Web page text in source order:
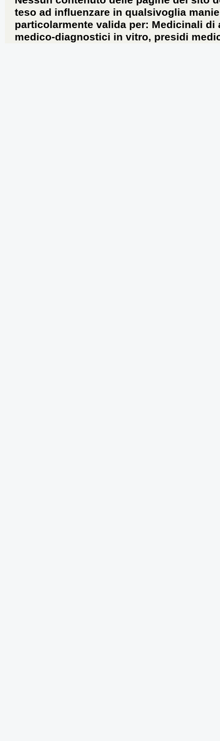
teso ad influenzare in qualsivoglia
particolarmente valida per: Medicinali
medico-diagnostici in vitro, presidi